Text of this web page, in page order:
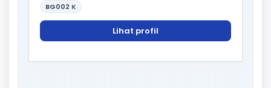
BG002 K
Lihat profil